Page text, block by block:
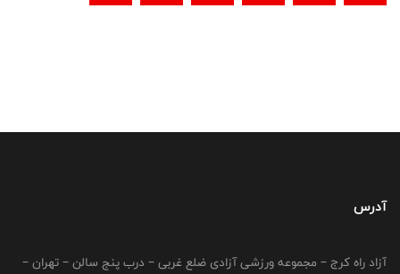
آدرس
آزاد راه کرج – مجموعه ورزشی آزادی ضلع غربی – درب پنج سالن – تهران –